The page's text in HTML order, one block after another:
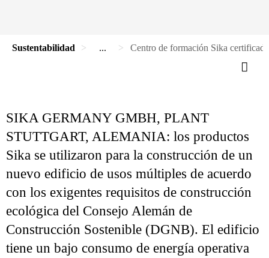
Sustentabilidad ... Centro de formación Sika
SIKA GERMANY GMBH, PLANT
STUTTGART, ALEMANIA: los productos
Sika se utilizaron para la construcción de un
nuevo edificio de usos múltiples de acuerdo
con los exigentes requisitos de construcción
ecológica del Consejo Alemán de
Construcción Sostenible (DGNB). El edificio
tiene un bajo consumo de energía operativa